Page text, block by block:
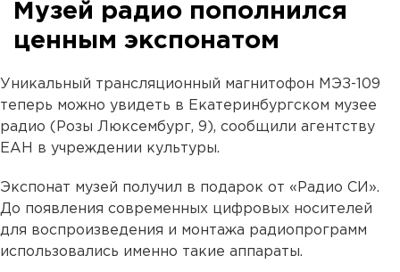
Музей радио пополнился
ценным экспонатом
Уникальный трансляционный магнитофон МЭЗ-109
теперь можно увидеть в Екатеринбургском музее
радио (Розы Люксембург, 9), сообщили агентству
ЕАН в учреждении культуры.
Экспонат музей получил в подарок от «Радио СИ».
До появления современных цифровых носителей
для воспроизведения и монтажа радиопрограмм
использовались именно такие аппараты.